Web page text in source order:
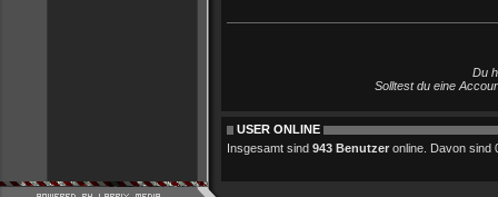
Du
Solltest du eine
USER ONLINE
Insgesamt sind 943 Benutzer online. Davon sind